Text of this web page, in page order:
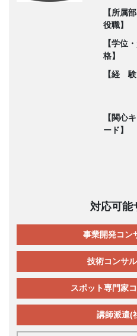
【所属
役職】
【学位
格】
【経 験
【関心
ード】
対応可能
事業開発コン
技術コンサ
スポット専門家
講師派遣(